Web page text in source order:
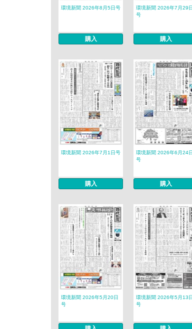
環境新聞 2026年8月5日号
購入
環境新聞 2026年7月29日
号
購入
環境新聞 2026年7月1日号
購入
環境新聞 2026年6月24日
号
購入
環境新聞 2026年5月20日
号
環境新聞 2026年5月13日
号